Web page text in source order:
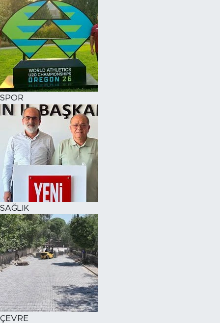
SPOR
SAĞLIK
ÇEVRE